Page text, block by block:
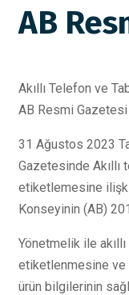
AB
Akıllı Telefon ve
AB Resmi Gazetesi
31 Ağustos 2023
Gazetesinde Akıllı
etiketlemesine
Konseyinin (AB)
Yönetmelik ile
etiketlenmesine ve
ürün bilgilerinin